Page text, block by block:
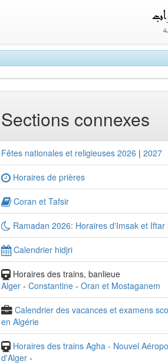
Sections connexes
Fêtes nationales et religieuses 2026 | 2027
Horaires de prières
Coran et Tafsir
Ramadan 2026: Horaires d'Imsak et Iftar
Calendrier hidjri
Horaires des trains, banlieue
Alger - Constantine - Oran et Mostaganem
Calendrier des vacances et examens
en Algérie
Horaires des trains Agha - Nouvel
d'Alger -